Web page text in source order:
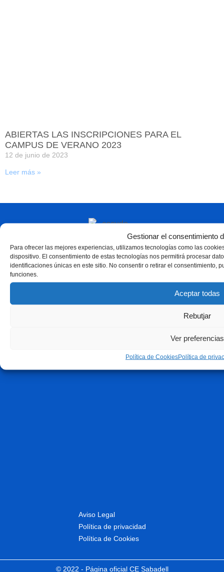
Gestionar el consentimiento
Para ofrecer las mejores experiencias, utilizamos tecnologías como las
dispositivo. El consentimiento de estas tecnologías nos permitirá procesar
identificaciones únicas en este sitio. No consentir o retirar el consentimiento,
funciones.
Aceptar todas
Rebutjar
Ver preferencias
Política de CookiesPolítica de
ABIERTAS LAS INSCRIPCIONES PARA EL
CAMPUS DE VERANO 2023
12 de junio de 2023
Leer más »
Aviso Legal
Política de privacidad
Política de Cookies
© 2022 - Página oficial CE Sabadell